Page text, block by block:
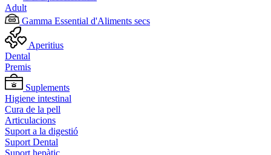
Adult
Gamma Essential d'Aliments secs
Aperitius
Dental
Premis
Suplements
Higiene intestinal
Cura de la pell
Articulacions
Suport a la digestió
Suport Dental
Suport hepàtic